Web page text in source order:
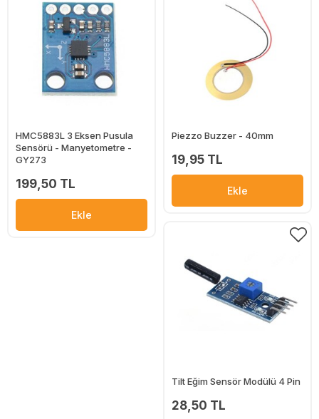
HMC5883L 3 Eksen Pusula
Sensörü - Manyetometre -
GY273
199,50 TL
Ekle
Piezzo Buzzer - 40mm
19,95 TL
Ekle
Tilt Eğim Sensör Modülü 4 Pin
28,50 TL